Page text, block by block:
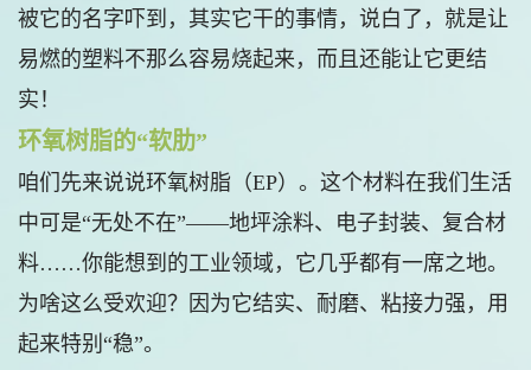
被它的名字吓到，其实它干的事情，说白了，就是让
易燃的塑料不那么容易烧起来，而且还能让它更结
实！
环氧树脂的“软肋”
咱们先来说说环氧树脂（EP）。这个材料在我们生活
中可是“无处不在”——地坪涂料、电子封装、复合材
料……你能想到的工业领域，它几乎都有一席之地。
为啥这么受欢迎？因为它结实、耐磨、粘接力强，用
起来特别“稳”。